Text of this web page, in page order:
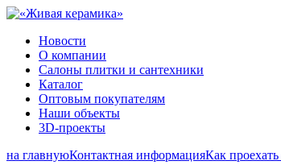
Новости
О компании
Салоны плитки и сантехники
Каталог
Оптовым покупателям
Наши объекты
3D-проекты
на главнуюКонтактная информацияКак проехать